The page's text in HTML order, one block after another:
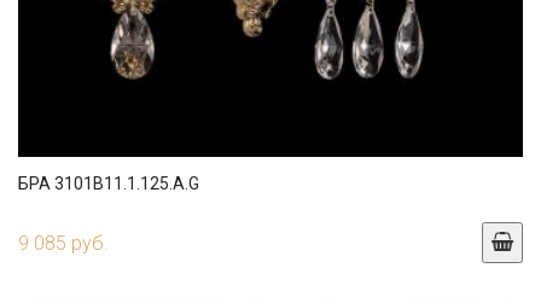
БРА 3101B11.1.125.A.G
9 085 руб.